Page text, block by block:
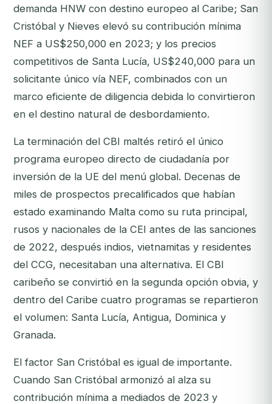
demanda HNW con destino europeo al Caribe; San
Cristóbal y Nieves elevó su contribución mínima
NEF a US$250,000 en 2023; y los precios
competitivos de Santa Lucía, US$240,000 para un
solicitante único vía NEF, combinados con un
marco eficiente de diligencia debida lo convirtieron
en el destino natural de desbordamiento.
La terminación del CBI maltés retiró el único
programa europeo directo de ciudadanía por
inversión de la UE del menú global. Decenas de
miles de prospectos precalificados que habían
estado examinando Malta como su ruta principal,
rusos y nacionales de la CEI antes de las sanciones
de 2022, después indios, vietnamitas y residentes
del CCG, necesitaban una alternativa. El CBI
caribeño se convirtió en la segunda opción obvia, y
dentro del Caribe cuatro programas se repartieron
el volumen: Santa Lucía, Antigua, Dominica y
Granada.
El factor San Cristóbal es igual de importante.
Cuando San Cristóbal armonizó al alza su
contribución mínima a mediados de 2023 y